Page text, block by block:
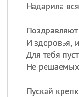
Надарила
И здоровья,
Для тебя
Не решаемых
Пускай